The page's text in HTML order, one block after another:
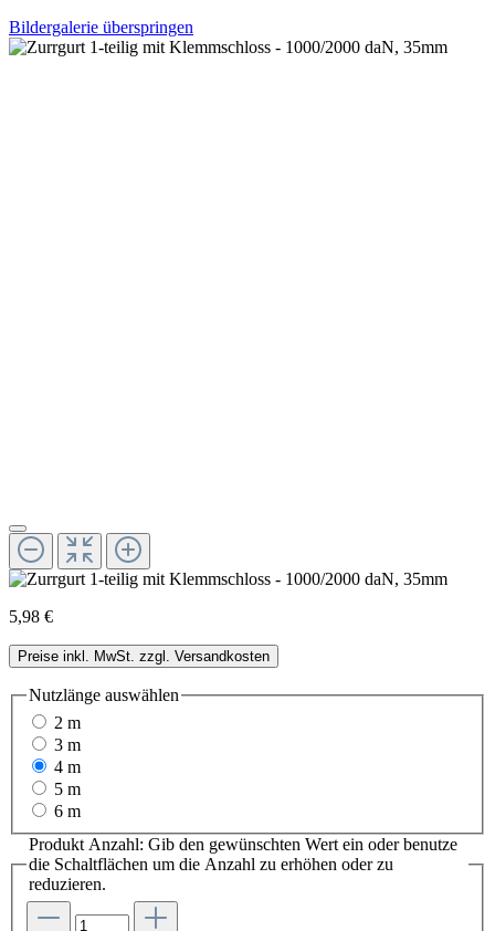
Bildergalerie überspringen
5,98 €
Preise inkl. MwSt. zzgl. Versandkosten
Nutzlänge auswählen
2 m
3 m
4 m
5 m
6 m
Produkt Anzahl: Gib den gewünschten Wert ein oder benutze
die Schaltflächen um die Anzahl zu erhöhen oder zu
reduzieren.